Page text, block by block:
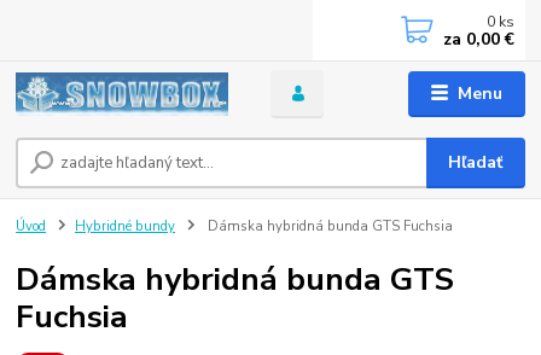
Menu
Hľadať
0 ks
za 0,00 €
Úvod Hybridné bundy Dámska hybridná bunda GTS Fuchsia
Dámska hybridná bunda GTS
Fuchsia